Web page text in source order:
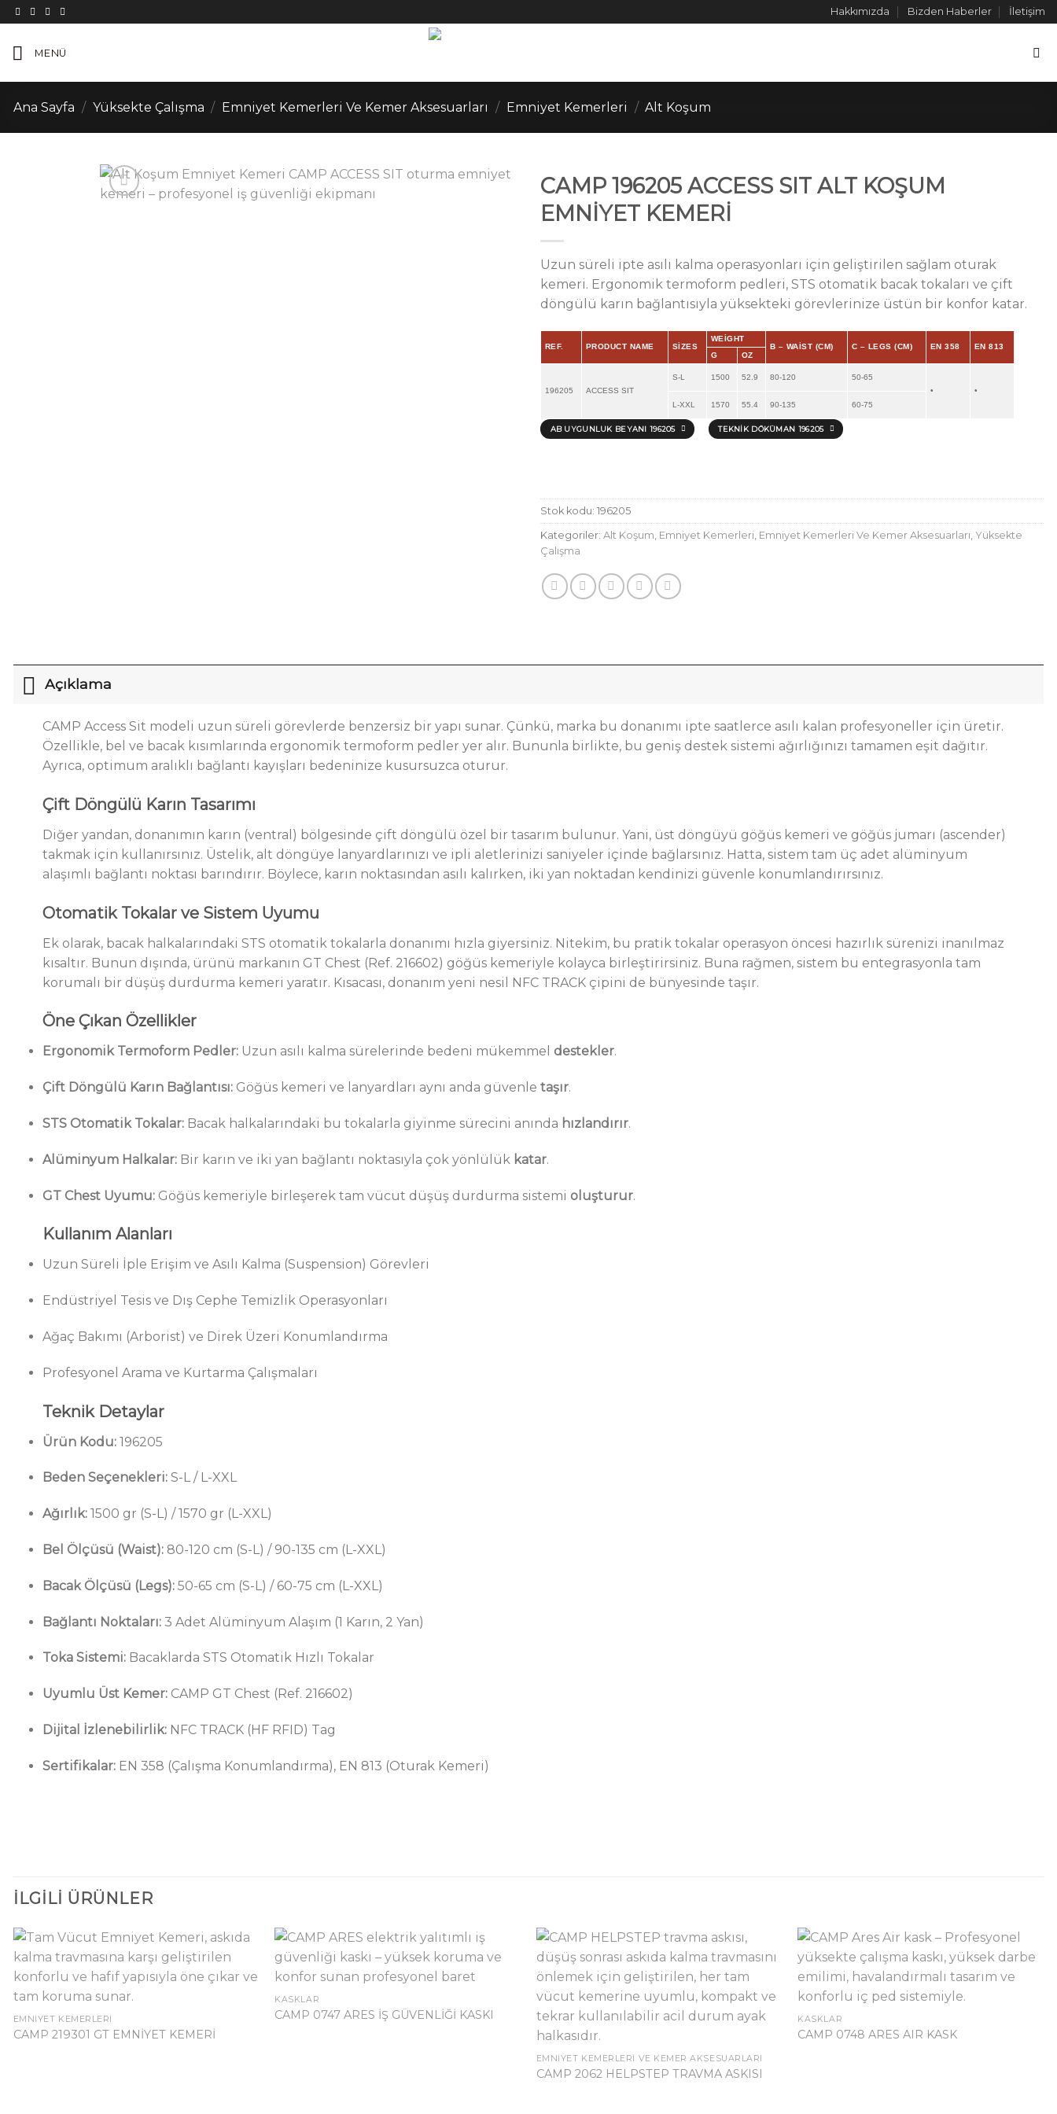
İçeriğe
atla
Hakkımızda Bizden Haberler İletişim
MENÜ
Ana Sayfa / Yüksekte Çalışma / Emniyet Kemerleri Ve Kemer Aksesuarları / Emniyet Kemerleri / Alt Koşum
CAMP 196205 ACCESS SIT ALT KOŞUM
EMNİYET KEMERİ
Uzun süreli ipte asılı kalma operasyonları için geliştirilen sağlam oturak
kemeri. Ergonomik termoform pedleri, STS otomatik bacak tokaları ve çift
döngülü karın bağlantısıyla yüksekteki görevlerinize üstün bir konfor katar.
REF. PRODUCT NAME SIZES
WEIGHT
B – WAIST (CM)
C – LEGS (CM) EN 358
EN 813
G
OZ
196205 ACCESS SIT
S-L 1500 52.9 80-120
50-65
•
•
L-XXL
1570 55.4 90-135 60-75
AB UYGUNLUK BEYANI 196205 TEKNIK DÖKÜMAN 196205
Stok kodu: 196205
Kategoriler: Alt Koşum Emniyet Kemerleri Emniyet Kemerleri Ve Kemer Aksesuarları Yüksekte
Çalışma
Açıklama
CAMP Access Sit modeli uzun süreli görevlerde benzersiz bir yapı sunar. Çünkü, marka bu donanımı ipte saatlerce asılı kalan profesyoneller için üretir.
Özellikle, bel ve bacak kısımlarında ergonomik termoform pedler yer alır. Bununla birlikte, bu geniş destek sistemi ağırlığınızı tamamen eşit dağıtır.
Ayrıca, optimum aralıklı bağlantı kayışları bedeninize kusursuzca oturur.
Çift Döngülü Karın Tasarımı
Diğer yandan, donanımın karın (ventral) bölgesinde çift döngülü özel bir tasarım bulunur. Yani, üst döngüyü göğüs kemeri ve göğüs jumarı (ascender)
takmak için kullanırsınız. Üstelik, alt döngüye lanyardlarınızı ve ipli aletlerinizi saniyeler içinde bağlarsınız. Hatta, sistem tam üç adet alüminyum
alaşımlı bağlantı noktası barındırır. Böylece, karın noktasından asılı kalırken, iki yan noktadan kendinizi güvenle konumlandırırsınız.
Otomatik Tokalar ve Sistem Uyumu
Ek olarak, bacak halkalarındaki STS otomatik tokalarla donanımı hızla giyersiniz. Nitekim, bu pratik tokalar operasyon öncesi hazırlık sürenizi inanılmaz
kısaltır. Bunun dışında, ürünü markanın GT Chest (Ref. 216602) göğüs kemeriyle kolayca birleştirirsiniz. Buna rağmen, sistem bu entegrasyonla tam
korumalı bir düşüş durdurma kemeri yaratır. Kısacası, donanım yeni nesil NFC TRACK çipini de bünyesinde taşır.
Öne Çıkan Özellikler
Ergonomik Termoform Pedler:Uzun asılı kalma sürelerinde bedeni mükemmel destekler.
Çift Döngülü Karın Bağlantısı:Göğüs kemeri ve lanyardları aynı anda güvenle taşır.
STS Otomatik Tokalar:Bacak halkalarındaki bu tokalarla giyinme sürecini anında hızlandırır.
Alüminyum Halkalar:Bir karın ve iki yan bağlantı noktasıyla çok yönlülük katar.
GT Chest Uyumu:Göğüs kemeriyle birleşerek tam vücut düşüş durdurma sistemi oluşturur.
Kullanım Alanları
Uzun Süreli İple Erişim ve Asılı Kalma (Suspension) Görevleri
Endüstriyel Tesis ve Dış Cephe Temizlik Operasyonları
Ağaç Bakımı (Arborist) ve Direk Üzeri Konumlandırma
Profesyonel Arama ve Kurtarma Çalışmaları
Teknik Detaylar
Ürün Kodu:196205
Beden Seçenekleri:S-L / L-XXL
Ağırlık:1500 gr (S-L) / 1570 gr (L-XXL)
Bel Ölçüsü (Waist):80-120 cm (S-L) / 90-135 cm (L-XXL)
Bacak Ölçüsü (Legs):50-65 cm (S-L) / 60-75 cm (L-XXL)
Bağlantı Noktaları:3 Adet Alüminyum Alaşım (1 Karın, 2 Yan)
Toka Sistemi:Bacaklarda STS Otomatik Hızlı Tokalar
Uyumlu Üst Kemer:CAMP GT Chest (Ref. 216602)
Dijital İzlenebilirlik:NFC TRACK (HF RFID) Tag
Sertifikalar:EN 358 (Çalışma Konumlandırma), EN 813 (Oturak Kemeri)
İLGILI ÜRÜNLER
EMNIYET KEMERLERI
CAMP 219301 GT EMNİYET KEMERİ
KASKLAR
CAMP 0747 ARES İŞ GÜVENLİĞİ KASKI
EMNIYET KEMERLERI VE KEMER AKSESUARLARI
CAMP 2062 HELPSTEP TRAVMA ASKISI
KASKLAR
CAMP 0748 ARES AIR KASK